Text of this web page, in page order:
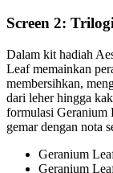
Screen 2:
Dalam kit hadiah
Leaf memainkan
membersihkan,
dari leher hingga
formulasi Geranium
gemar dengan nota
Geranium
Geranium